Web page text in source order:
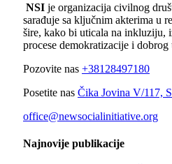
NSI je organizacija civilnog
sarađuje sa ključnim akterima u
šire, kako bi uticala na inkluziju,
procese demokratizacije i
Pozovite nas +38128497180
Posetite nas Čika Jovina V/117,
office@newsocialinitiative.org
Najnovije publikacije